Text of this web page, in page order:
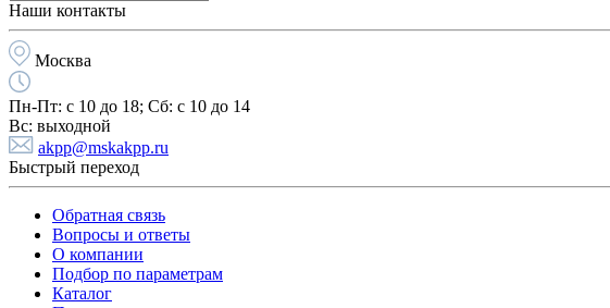
Наши контакты
Москва
Пн-Пт: с 10 до 18; Cб: с 10 до 14
Вс: выходной
akpp@mskakpp.ru
Быстрый переход
Обратная связь
Вопросы и ответы
О компании
Подбор по параметрам
Каталог